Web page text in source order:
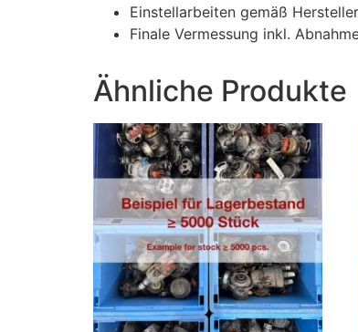
Einstellarbeiten gemäß
Finale Vermessung inkl.
Ähnliche Produkte